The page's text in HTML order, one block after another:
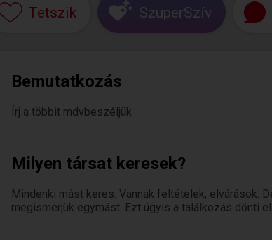
Tetszik SzuperSzív
Bemutatkozás
Írj a többit mdvbeszéljük
Milyen társat keresek?
Mindenki mást keres. Vannak feltételek, elvárások.
megismerjük egymást. Ezt úgyis a találkozás dönti